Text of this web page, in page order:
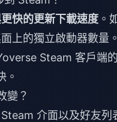
快的更新下載速度 。
上的獨立啟動器數量
Steam 客戶端
。
變？
介面以及好友